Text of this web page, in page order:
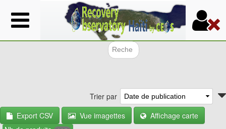
Aller
au
contenu
Trier par
Export CSV
Vue imagettes
Affichage carte